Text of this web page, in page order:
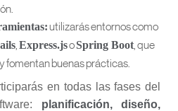
utilizarás entornos como
Express.jsoSpring Boot , que
fomentan buenas prácticas.
en todas las fases del
planificación, diseño,